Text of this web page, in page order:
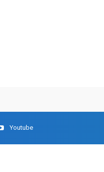
Youtube